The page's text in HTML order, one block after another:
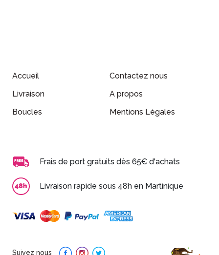
Accueil
Contactez nous
Livraison
A propos
Boucles
Mentions Légales
Frais de port gratuits dès 65€ d'achats
Livraison rapide sous 48h en Martinique
Suivez nous